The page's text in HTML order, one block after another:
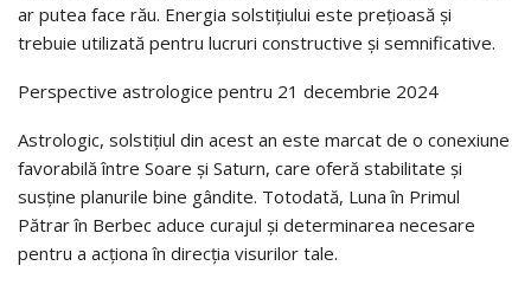
ar putea face rău. Energia solstițiului este prețioasă și
trebuie utilizată pentru lucruri constructive și semnificative.
Perspective astrologice pentru 21 decembrie 2024
Astrologic, solstițiul din acest an este marcat de o conexiune
favorabilă între Soare și Saturn, care oferă stabilitate și
susține planurile bine gândite. Totodată, Luna în Primul
Pătrar în Berbec aduce curajul și determinarea necesare
pentru a acționa în direcția visurilor tale.